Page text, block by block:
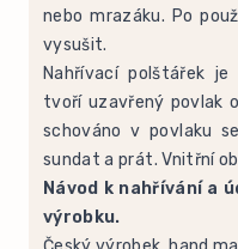
nebo mrazáku. Po
vysušit.
Nahřívací polštářek
tvoří uzavřený povlak
schováno v povlaku
sundat a prát. Vnitřní
Návod k nahřívání a
výrobku.